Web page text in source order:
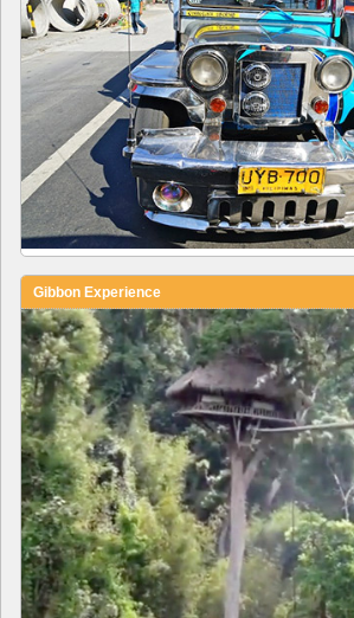
Gibbon Experience